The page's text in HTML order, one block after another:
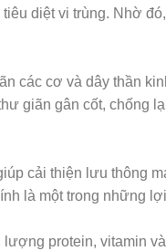
diệt vi trùng. Nhờ
các cơ và dây thần
giãn gân cốt, chống
cải thiện lưu thông
là một trong những
protein, vitamin